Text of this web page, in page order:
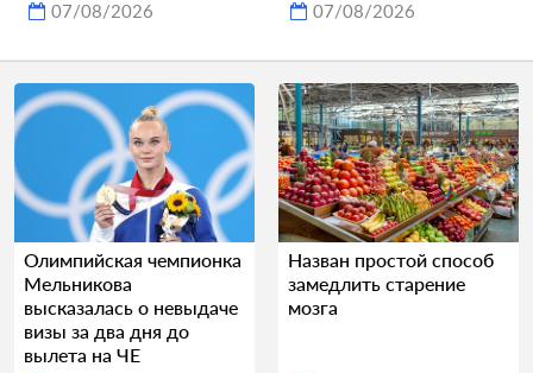
07/08/2026 07/08/2026
Олимпийская чемпионка
Мельникова
высказалась о невыдаче
визы за два дня до
вылета на ЧЕ
Назван простой способ
замедлить старение
мозга